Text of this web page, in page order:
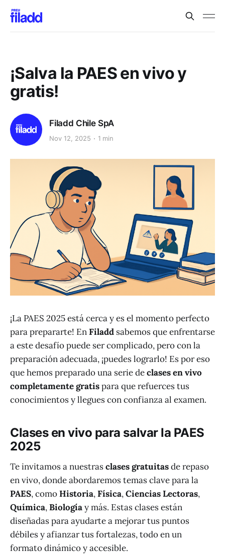
¡Salva la PAES en vivo y
gratis!
Filadd Chile SpA
Nov 12, 2025 1 min
¡La PAES 2025 está cerca y es el momento perfecto
para prepararte! EnFiladd sabemos que enfrentarse
a este desafío puede ser complicado, pero con la
preparación adecuada, ¡puedes lograrlo! Es por eso
que hemos preparado una serie declases en vivo
completamente gratispara que refuerces tus
conocimientos y llegues con confianza al examen.
Clases en vivo para salvar la PAES
2025
Te invitamos a nuestrasclases gratuitasde repaso
en vivo, donde abordaremos temas clave para la
PAES, comoHistoria,Física,Ciencias Lectoras,
Química,Biologíay más. Estas clases están
diseñadas para ayudarte a mejorar tus puntos
débiles y afianzar tus fortalezas, todo en un
formato dinámico y accesible.